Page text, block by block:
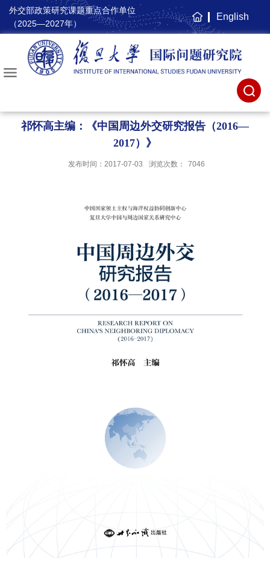
外交部政策研究课题重点合作单位
（2025—2027年）
主
页
English
祁怀高主编：《中国周边外交研究报告（2016—
2017）》
发布时间：2017-07-03 浏览次数： 7046